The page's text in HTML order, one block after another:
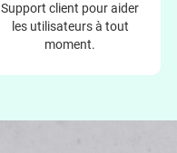
Support client pour aider
les utilisateurs à tout
moment.